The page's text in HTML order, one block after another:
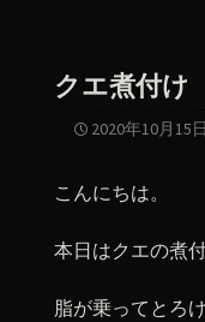
クエ煮付け
2020年10月15日
こんにちは。
本日はクエの煮
脂が乗ってとろ